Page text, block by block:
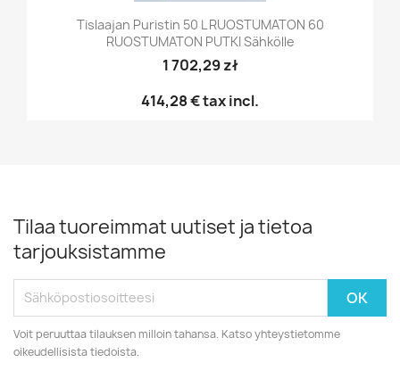
Tislaajan Puristin 50 L RUOSTUMATON 60
RUOSTUMATON PUTKI Sähkölle
1 702,29 zł
414,28 €tax incl.
Tilaa tuoreimmat uutiset ja tietoa
tarjouksistamme
Voit peruuttaa tilauksen milloin tahansa. Katso yhteystietomme
oikeudellisista tiedoista.